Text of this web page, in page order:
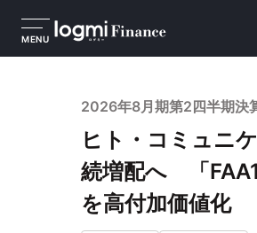
MENU
2026年8月期第2四半期決
ヒト・コミュニ
続増配へ 「
を高付加価値化